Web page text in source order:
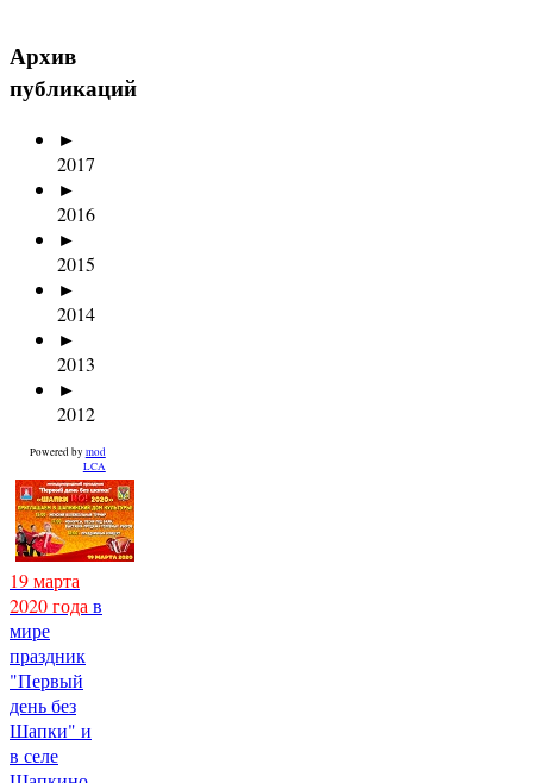
Архив
публикаций
►
2017
►
2016
►
2015
►
2014
►
2013
►
2012
Powered by mod
LCA
19 марта
2020 года в
мире
праздник
"Первый
день без
Шапки" и
в селе